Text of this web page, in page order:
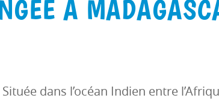
À
Située dans l’océan Indien entre